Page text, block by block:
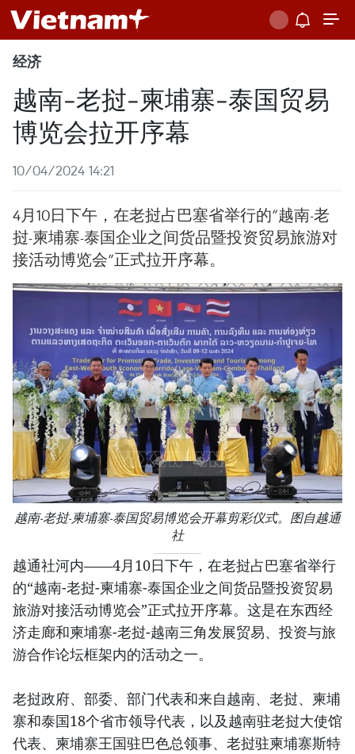
经济
越南-老挝-柬埔寨-泰国贸易
博览会拉开序幕
10/04/2024 14:21
4月10日下午，在老挝占巴塞省举行的“越南-老
挝-柬埔寨-泰国企业之间货品暨投资贸易旅游对
接活动博览会”正式拉开序幕。
越南-老挝-柬埔寨-泰国贸易博览会开幕剪彩仪式。图自越通
社
越通社河内——4月10日下午，在老挝占巴塞省举行
的“越南-老挝-柬埔寨-泰国企业之间货品暨投资贸易
旅游对接活动博览会”正式拉开序幕。这是在东西经
济走廊和柬埔寨-老挝-越南三角发展贸易、投资与旅
游合作论坛框架内的活动之一。
老挝政府、部委、部门代表和来自越南、老挝、柬埔
寨和泰国18个省市领导代表，以及越南驻老挝大使馆
代表、柬埔寨王国驻巴色总领事、老挝驻柬埔寨斯特